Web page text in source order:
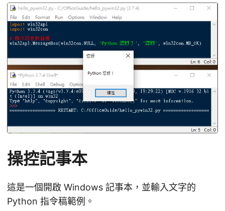
操控記事本
這是一個開啟 Windows 記事本，並輸入文字的
Python 指令稿範例。